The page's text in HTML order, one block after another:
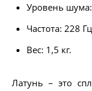
Уровень
Частота: 228
Вес: 1,5 кг.
Латунь – это